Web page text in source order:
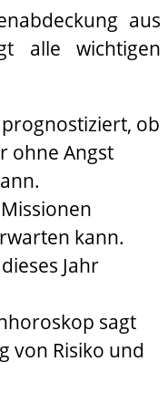
aus
alle wichtigen
ob
ohne Angst
kann.
Jahr
sagt
von Risiko und